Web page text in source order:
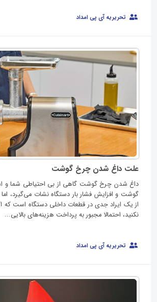
تحریریه آی پی امداد
علت داغ شدن چرخ گوشت
داغ شدن چرخ گوشت گاهی از بی احتیاطی شما و
گوشت و افزایش فشار بار دستگاه نشات می‌گیرد،
از یک ایراد جدی در قطعات داخلی دستگاه است که
نکنید، احتمالا مجبور به پرداخت هزینه‌های بالایی...
تحریریه آی پی امداد